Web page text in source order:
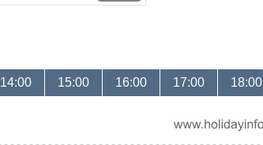
14:00 15:00 16:00 17:00 18:00